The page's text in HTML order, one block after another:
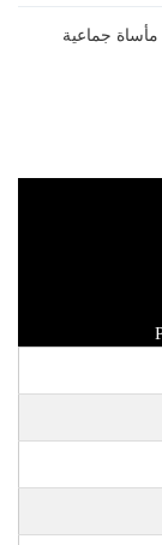
جماعية